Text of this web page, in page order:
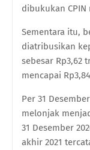
dibukukan
Sementara itu,
diatribusikan
sebesar Rp3,62
mencapai
Per 31
melonjak
31 Desember
akhir 2021